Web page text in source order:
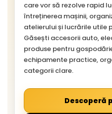
care vor să rezolve rapid
întreținerea mașinii,
atelierului și lucrările utile
Găsești accesorii auto,
produse pentru
echipamente practice,
categorii clare.
Descoperă